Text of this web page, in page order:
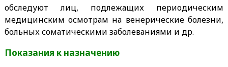
обследуют лиц, подлежащих периодическим
медицинским осмотрам на венерические болезни,
больных соматическими заболеваниями и др.
Показания к назначению